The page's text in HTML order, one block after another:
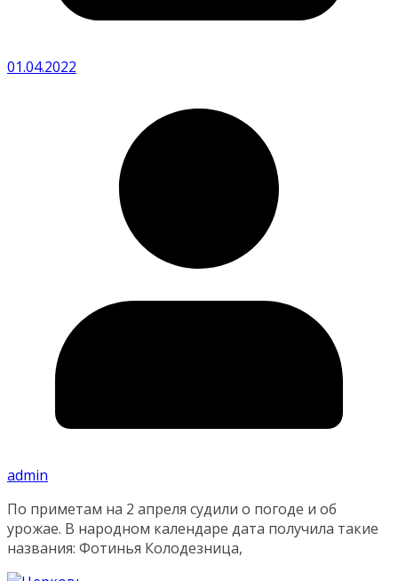
01.04.2022
admin
По приметам на 2 апреля судили о погоде и об
урожае. В народном календаре дата получила такие
названия: Фотинья Колодезница,